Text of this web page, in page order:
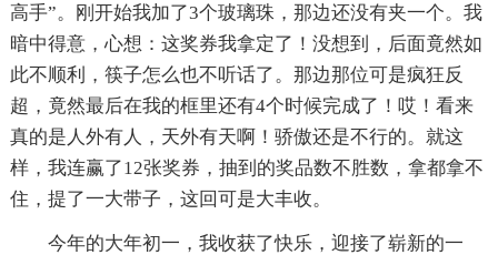
高手”。刚开始我加了3个玻璃珠，那边还没有夹一个。我
暗中得意，心想：这奖券我拿定了！没想到，后面竟然如
此不顺利，筷子怎么也不听话了。那边那位可是疯狂反
超，竟然最后在我的框里还有4个时候完成了！哎！看来
真的是人外有人，天外有天啊！骄傲还是不行的。就这
样，我连赢了12张奖券，抽到的奖品数不胜数，拿都拿不
住，提了一大带子，这回可是大丰收。
今年的大年初一，我收获了快乐，迎接了崭新的一